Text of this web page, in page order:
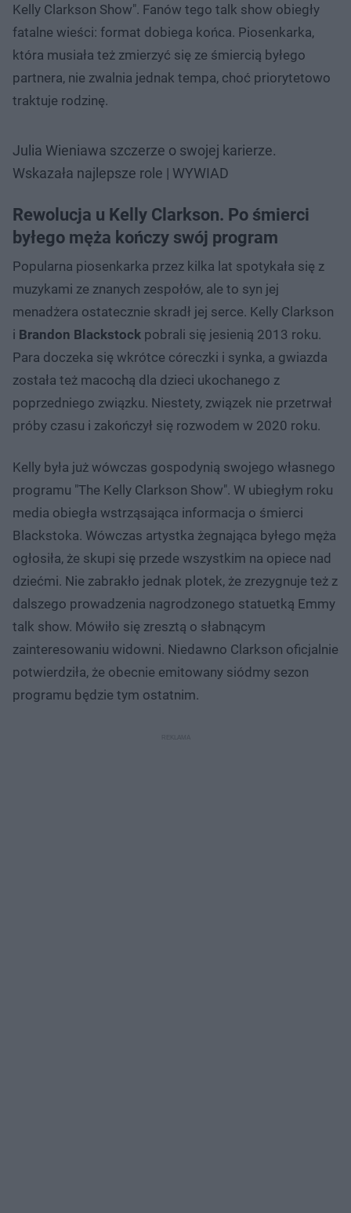
Kelly Clarkson Show". Fanów tego talk show obiegły
fatalne wieści: format dobiega końca. Piosenkarka,
która musiała też zmierzyć się ze śmiercią byłego
partnera, nie zwalnia jednak tempa, choć priorytetowo
traktuje rodzinę.
Julia Wieniawa szczerze o swojej karierze.
Wskazała najlepsze role | WYWIAD
Rewolucja u Kelly Clarkson. Po śmierci
byłego męża kończy swój program
Popularna piosenkarka przez kilka lat spotykała się z
muzykami ze znanych zespołów, ale to syn jej
menadżera ostatecznie skradł jej serce. Kelly Clarkson
i Brandon Blackstock pobrali się jesienią 2013 roku.
Para doczeka się wkrótce córeczki i synka, a gwiazda
została też macochą dla dzieci ukochanego z
poprzedniego związku. Niestety, związek nie przetrwał
próby czasu i zakończył się rozwodem w 2020 roku.
Kelly była już wówczas gospodynią swojego własnego
programu "The Kelly Clarkson Show". W ubiegłym roku
media obiegła wstrząsająca informacja o śmierci
Blackstoka. Wówczas artystka żegnająca byłego męża
ogłosiła, że skupi się przede wszystkim na opiece nad
dziećmi. Nie zabrakło jednak plotek, że zrezygnuje też z
dalszego prowadzenia nagrodzonego statuetką Emmy
talk show. Mówiło się zresztą o słabnącym
zainteresowaniu widowni. Niedawno Clarkson oficjalnie
potwierdziła, że obecnie emitowany siódmy sezon
programu będzie tym ostatnim.